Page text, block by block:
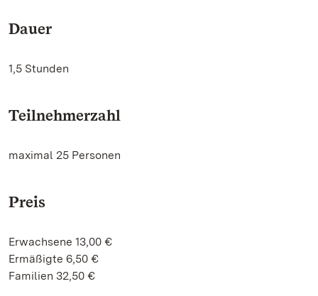
Dauer
1,5 Stunden
Teilnehmerzahl
maximal 25 Personen
Preis
Erwachsene 13,00 €
Ermäßigte 6,50 €
Familien 32,50 €